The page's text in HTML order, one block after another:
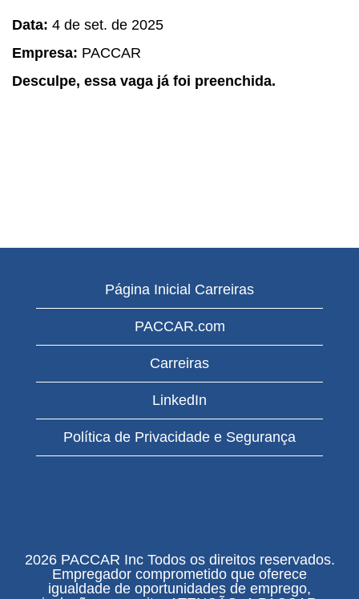
Data: 4 de set. de 2025
Empresa: PACCAR
Desculpe, essa vaga já foi preenchida.
Página Inicial Carreiras
PACCAR.com
Carreiras
LinkedIn
Política de Privacidade e Segurança
2026 PACCAR Inc Todos os direitos reservados.
Empregador comprometido que oferece
igualdade de oportunidades de emprego,